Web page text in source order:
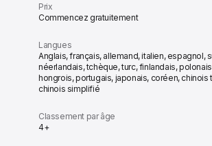
Prix
Commencez gratuitement
Langues
Anglais, français, allemand, italien, espagnol,
néerlandais, tchèque, turc, finlandais,
hongrois, portugais, japonais, coréen, chinois
chinois simplifié
Classement par âge
4+